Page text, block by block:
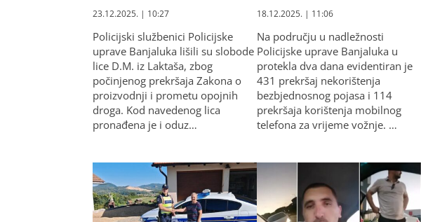
23.12.2025. | 10:27
Policijski službenici Policijske
uprave Banjaluka lišili su slobode
lice D.M. iz Laktaša, zbog
počinjenog prekršaja Zakona o
proizvodnji i prometu opojnih
droga. Kod navedenog lica
pronađena je i oduz…
18.12.2025. | 11:06
Na području u nadležnosti
Policijske uprave Banjaluka u
protekla dva dana evidentiran je
431 prekršaj nekorištenja
bezbjednosnog pojasa i 114
prekršaja korištenja mobilnog
telefona za vrijeme vožnje. …